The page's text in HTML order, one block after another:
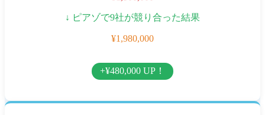
↓ ピアゾで9社が競り合った結果
¥1,980,000
+¥480,000 UP！